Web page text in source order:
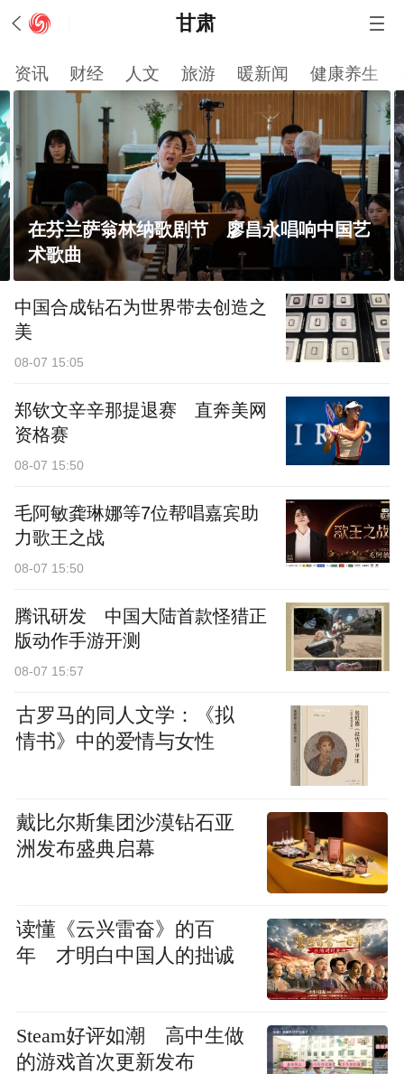
甘肃
资讯 财经 人文 旅游 暖新闻 健康养生
如何改编经典 诺兰的一次示范
中国合成钻石为世界带去创造之
美
08-07 15:05
郑钦文辛辛那提退赛 直奔美网
资格赛
08-07 15:50
毛阿敏龚琳娜等7位帮唱嘉宾助
力歌王之战
08-07 15:50
腾讯研发 中国大陆首款怪猎正
版动作手游开测
08-07 15:57
古罗马的同人文学：《拟
情书》中的爱情与女性
戴比尔斯集团沙漠钻石亚
洲发布盛典启幕
读懂《云兴雷奋》的百
年 才明白中国人的拙诚
Steam好评如潮 高中生做
的游戏首次更新发布